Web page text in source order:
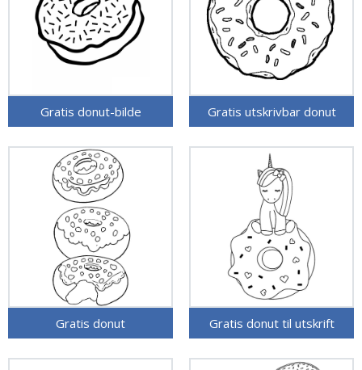
Gratis donut-bilde Gratis utskrivbar donut
Gratis donut Gratis donut til utskrift